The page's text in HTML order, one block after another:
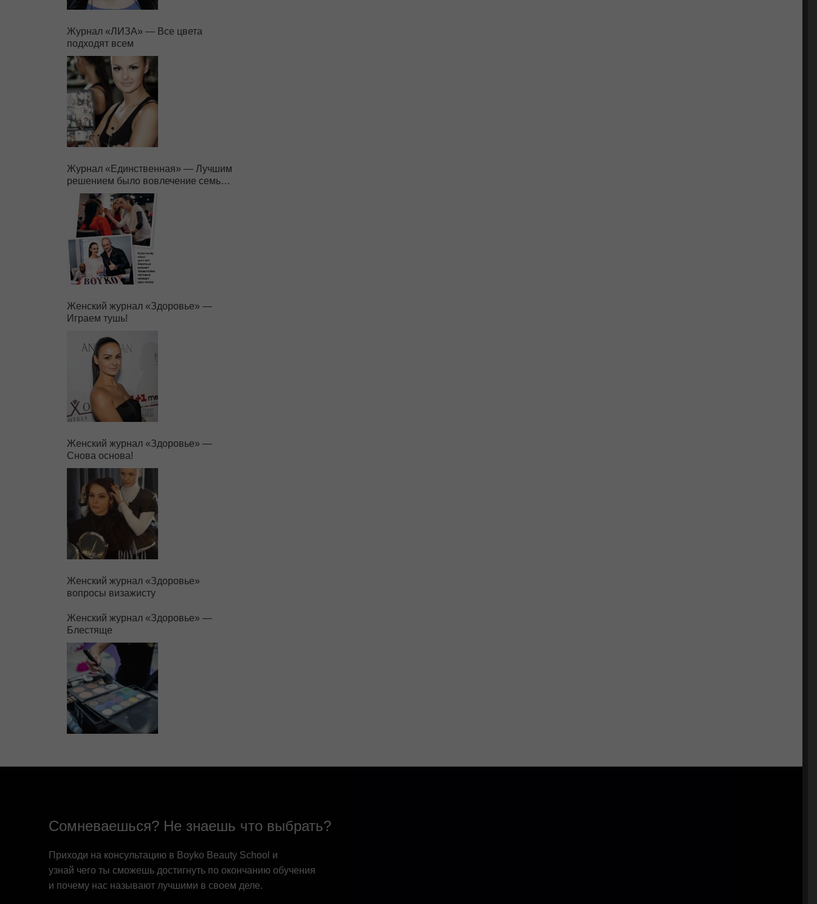
Журнал «ЛИЗА» — Все цвета
подходят всем
Журнал «Единственная» — Лучшим
решением было вовлечение семьи в
бизнес.
Женский журнал «Здоровье» —
Играем тушь!
Женский журнал «Здоровье» —
Снова основа!
Женский журнал «Здоровье»
вопросы визажисту
Женский журнал «Здоровье» —
Блестяще
Сомневаешься? Не знаешь что выбрать?
Приходи на консультацию в Boyko Beauty School и
узнай чего ты сможешь достигнуть по окончанию обучения
и почему нас называют лучшими в своем деле.